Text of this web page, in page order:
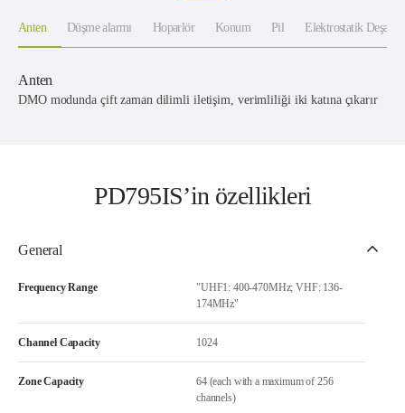
Anten Düşme alarmı Hoparlör Konum Pil Elektrostatik Deşarj
Anten
DMO modunda çift zaman dilimli iletişim, verimliliği iki katına çıkarır
PD795IS’in özellikleri
General
Frequency Range
"UHF1: 400-470MHz; VHF: 136-
174MHz"
Channel Capacity 1024
Zone Capacity
64 (each with a maximum of 256
channels)